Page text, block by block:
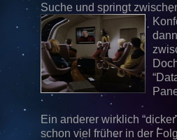
Suche und springt
Ein anderer wirklich
schon viel früher in der